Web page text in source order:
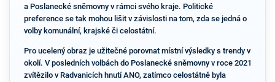
a Poslanecké sněmovny v rámci svého kraje. Politické
preference se tak mohou lišit v závislosti na tom, zda se jedná o
volby komunální, krajské či celostátní.
Pro ucelený obraz je užitečné porovnat místní výsledky s trendy v
okolí. V posledních volbách do Poslanecké sněmovny v roce 2021
zvítězilo v Radvanicích hnutí ANO, zatímco celostátně byla